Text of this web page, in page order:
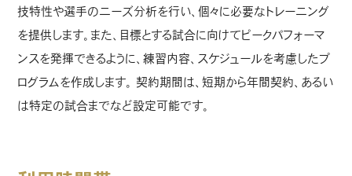
技特性や選手のニーズ分析を行い、個々に必要なトレーニング
を提供します。また、目標とする試合に向けてピークパフォーマ
ンスを発揮できるように、練習内容、スケジュールを考慮したプ
ログラムを作成します。 契約期間は、短期から年間契約、あるい
は特定の試合までなど設定可能です。